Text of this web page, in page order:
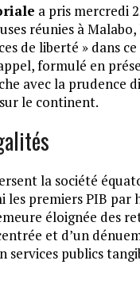
a pris mercredi
réunies à
de liberté » dans
formulé en
avec la prudence
le continent.
la société
premiers PIB par
éloignée des
et d’un
services publics